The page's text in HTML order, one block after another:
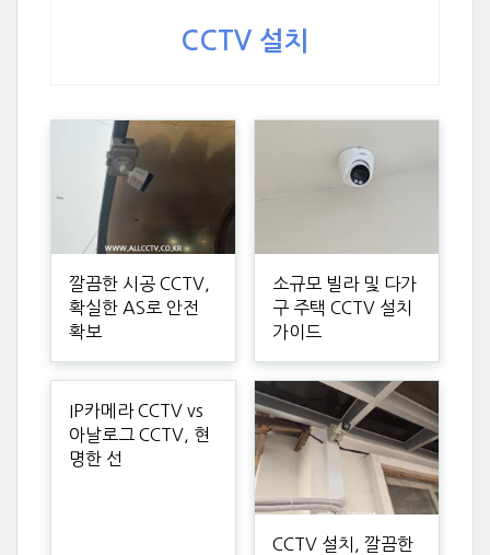
CCTV 설치
깔끔한 시공 CCTV,
확실한 AS로 안전
확보
소규모 빌라 및 다가
구 주택 CCTV 설치
가이드
IP카메라 CCTV vs
아날로그 CCTV, 현
명한 선
CCTV 설치, 깔끔한